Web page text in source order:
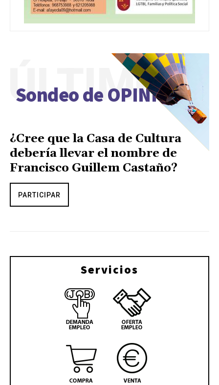
Sondeo de OPINIÓN
ÚLTIMO
¿Cree que la Casa de Cultura
debería llevar el nombre de
Francisco Guillem Castaño?
PARTICIPAR
Servicios